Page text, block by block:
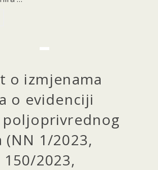
o izmjenama
o evidenciji
1/2023,
2023,